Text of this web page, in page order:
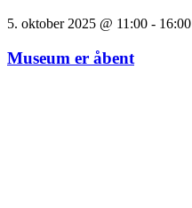
5. oktober 2025 @ 11:00 - 16:00
Museum er åbent